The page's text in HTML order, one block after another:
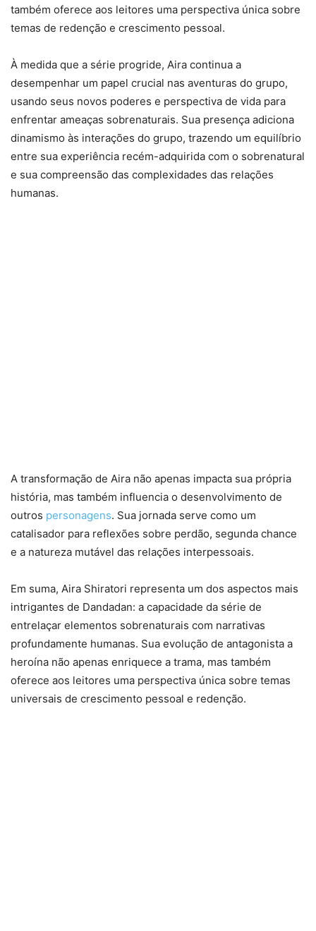
também oferece aos leitores uma perspectiva única sobre
temas de redenção e crescimento pessoal.
À medida que a série progride, Aira continua a
desempenhar um papel crucial nas aventuras do grupo,
usando seus novos poderes e perspectiva de vida para
enfrentar ameaças sobrenaturais. Sua presença adiciona
dinamismo às interações do grupo, trazendo um equilíbrio
entre sua experiência recém-adquirida com o sobrenatural
e sua compreensão das complexidades das relações
humanas.
A transformação de Aira não apenas impacta sua própria
história, mas também influencia o desenvolvimento de
outros personagens. Sua jornada serve como um
catalisador para reflexões sobre perdão, segunda chance
e a natureza mutável das relações interpessoais.
Em suma, Aira Shiratori representa um dos aspectos mais
intrigantes de Dandadan: a capacidade da série de
entrelaçar elementos sobrenaturais com narrativas
profundamente humanas. Sua evolução de antagonista a
heroína não apenas enriquece a trama, mas também
oferece aos leitores uma perspectiva única sobre temas
universais de crescimento pessoal e redenção.